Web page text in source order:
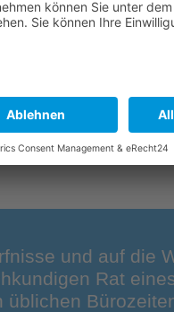
"4 JAHRESZEITEN",
und auf die
Rat
üblichen